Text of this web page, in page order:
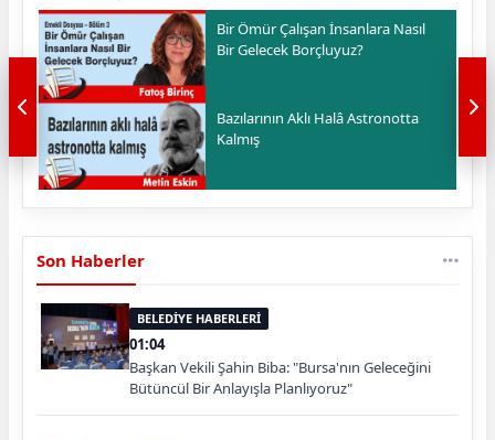
Bir Ömür Çalışan İnsanlara Nasıl
Bir Gelecek Borçluyuz?
Bazılarının Aklı Halâ Astronotta
Kalmış
Son Haberler
BELEDİYE HABERLERİ
01:04
Başkan Vekili Şahin Biba: "Bursa'nın Geleceğini
Bütüncül Bir Anlayışla Planlıyoruz"